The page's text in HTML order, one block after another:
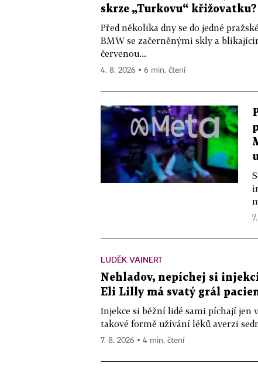
skrze „Turkovu“ křižovatku?
Před několika dny se do jedné
BMW se začerněnými skly a
červenou...
4. 8. 2026 ▪ 6 min. čtení
LUDĚK VAINERT
Nehladov, nepíchej si
Eli Lilly má svatý grál
Injekce si běžní lidé sami píchají jen
takové formě užívání léků averzi
7. 8. 2026 ▪ 4 min. čtení